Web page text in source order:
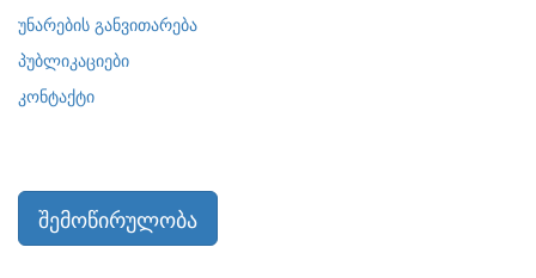
უნარების განვითარება
პუბლიკაციები
კონტაქტი
შემოწირულობა